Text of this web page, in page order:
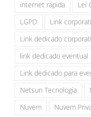
internet rápida
Lei
LGPD
Link
Link dedicado
link dedicado eventual
Link dedicado para
Netsun Tecnologia
Nuvem
Nuvem